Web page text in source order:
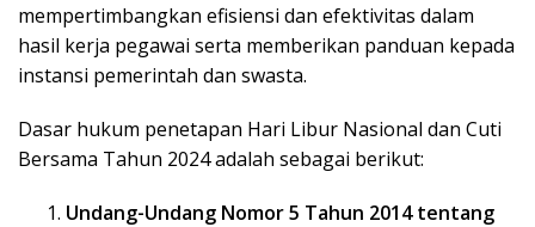
mempertimbangkan efisiensi dan efektivitas dalam
hasil kerja pegawai serta memberikan panduan kepada
instansi pemerintah dan swasta.
Dasar hukum penetapan Hari Libur Nasional dan Cuti
Bersama Tahun 2024 adalah sebagai berikut:
Undang-Undang Nomor 5 Tahun 2014 tentang